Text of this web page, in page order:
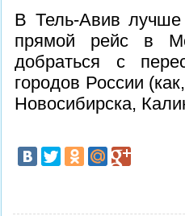
В Тель-Авив лучше
прямой рейс в
добраться с
городов России
Новосибирска,